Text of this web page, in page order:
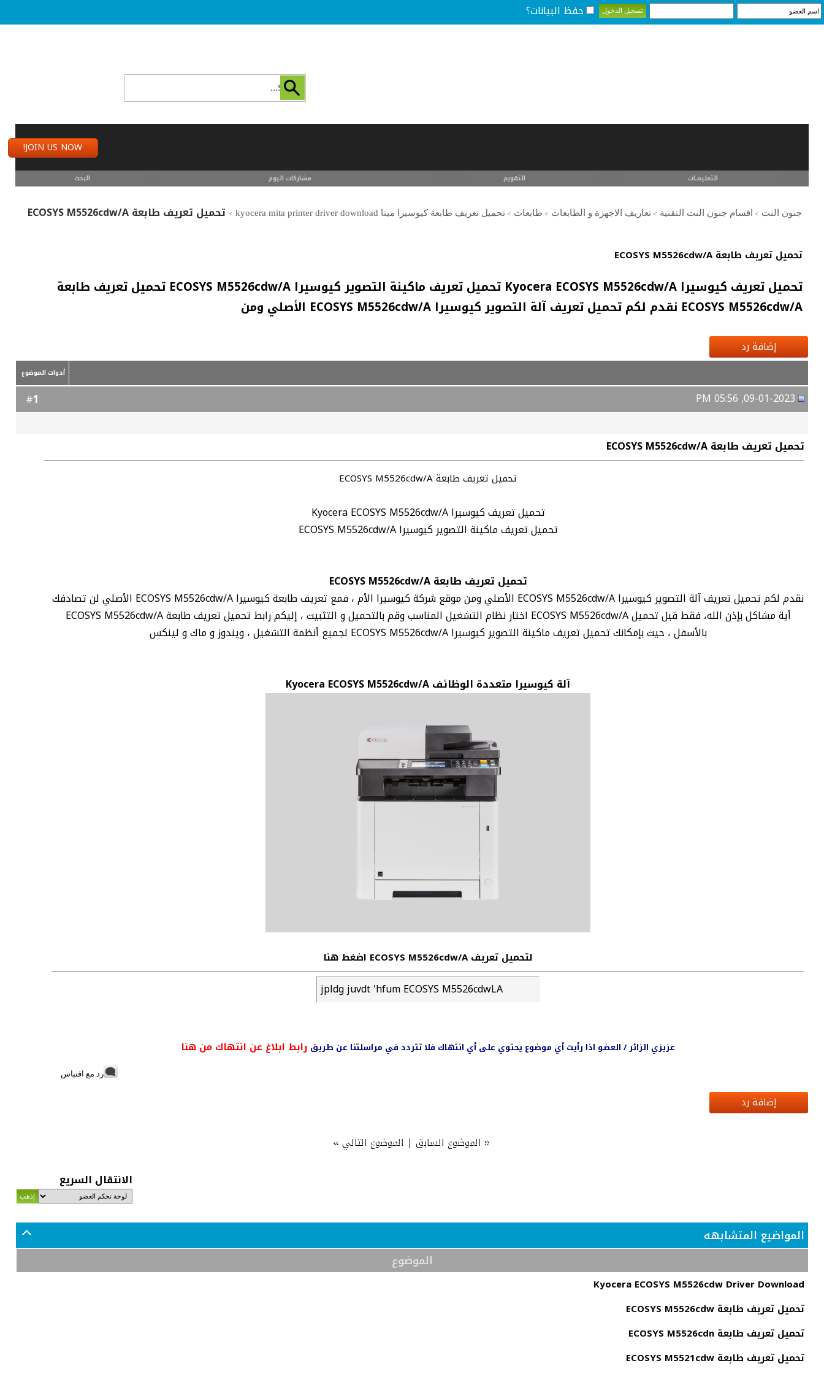
حفظ البيانات؟
JOIN US NOW!
التعليمـــات التقويم مشاركات اليوم البحث
جنون النت > اقسام جنون النت التقنية > تعاريف الاجهزة و الطابعات > طابعات > تحميل تعريف طابعة كيوسيرا ميتا kyocera mita printer driver download > تحميل تعريف طابعة ECOSYS M5526cdw/A
تحميل تعريف طابعة ECOSYS M5526cdw/A
تحميل تعريف كيوسيرا Kyocera ECOSYS M5526cdw/A تحميل تعريف ماكينة التصوير كيوسيرا ECOSYS M5526cdw/A تحميل تعريف طابعة
ECOSYS M5526cdw/A نقدم لكم تحميل تعريف آلة التصوير كيوسيرا ECOSYS M5526cdw/A الأصلي ومن
إضافة رد
أدوات الموضوع
1
تحميل تعريف طابعة ECOSYS M5526cdw/A
تحميل تعريف طابعة ECOSYS M5526cdw/A
تحميل تعريف كيوسيرا Kyocera ECOSYS M5526cdw/A
تحميل تعريف ماكينة التصوير كيوسيرا ECOSYS M5526cdw/A
تحميل تعريف طابعة ECOSYS M5526cdw/A
نقدم لكم تحميل تعريف آلة التصوير كيوسيرا ECOSYS M5526cdw/A الأصلي ومن موقع شركة كيوسيرا الأم ، فمع تعريف طابعة كيوسيرا ECOSYS M5526cdw/A الأصلي لن تصادفك
أية مشاكل بإذن الله، فقط قبل تحميل ECOSYS M5526cdw/A اختار نظام التشغيل المناسب وقم بالتحميل و التثبيت ، إليكم رابط تحميل تعريف طابعة ECOSYS M5526cdw/A
بالأسفل ، حيث بإمكانك تحميل تعريف ماكينة التصوير كيوسيرا ECOSYS M5526cdw/A لجميع أنظمة التشغيل ، ويندوز و ماك و لينكس
آلة كيوسيرا متعددة الوظائف Kyocera ECOSYS M5526cdw/A
لتحميل تعريف ECOSYS M5526cdw/A اضغط هنا
jpldg juvdt 'hfum ECOSYS M5526cdwLA
عزيزي الزائر / العضو اذا رأيت أي موضوع يحتوي على أي انتهاك فلا تتردد في مراسلتنا عن طريق رابط ابلاغ عن انتهاك من هنا
رد مع اقتباس
إضافة رد
« الموضوع السابق| الموضوع التالي»
الانتقال السريع
المواضيع المتشابهه
الموضوع
Kyocera ECOSYS M5526cdw Driver Download
تحميل تعريف طابعة ECOSYS M5526cdw
تحميل تعريف طابعة ECOSYS M5526cdn
تحميل تعريف طابعة ECOSYS M5521cdw